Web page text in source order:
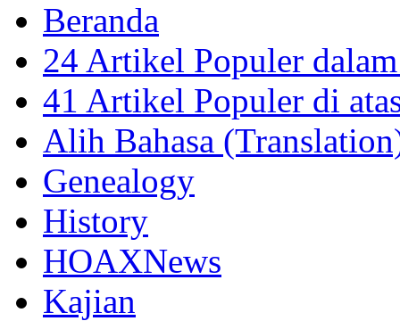
Beranda
24 Artikel Populer
41 Artikel Populer di
Alih Bahasa
Genealogy
History
HOAXNews
Kajian